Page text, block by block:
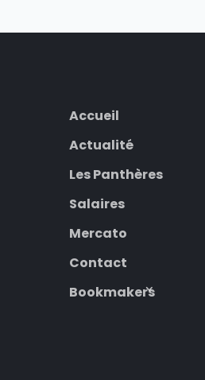
Accueil
Actualité
Les Panthères
Salaires
Mercato
Contact
Bookmakers